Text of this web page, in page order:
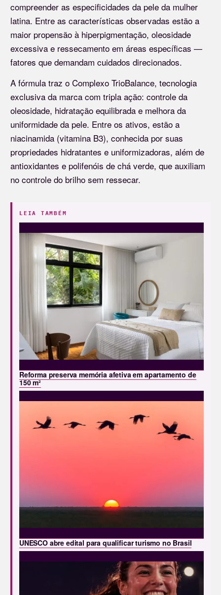
compreender as especificidades da pele da mulher
latina. Entre as características observadas estão a
maior propensão à hiperpigmentação, oleosidade
excessiva e ressecamento em áreas específicas —
fatores que demandam cuidados direcionados.
A fórmula traz o Complexo TrioBalance, tecnologia
exclusiva da marca com tripla ação: controle da
oleosidade, hidratação equilibrada e melhora da
uniformidade da pele. Entre os ativos, estão a
niacinamida (vitamina B3), conhecida por suas
propriedades hidratantes e uniformizadoras, além de
antioxidantes e polifenóis de chá verde, que auxiliam
no controle do brilho sem ressecar.
LEIA TAMBÉM
Reforma preserva memória afetiva em apartamento de
150 m²
UNESCO abre edital para qualificar turismo no Brasil